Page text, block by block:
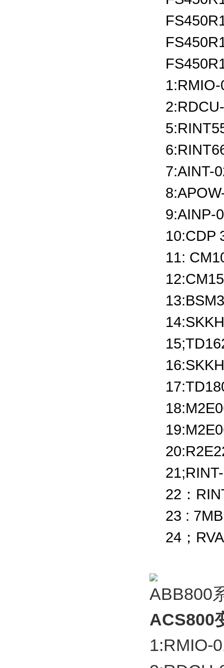
1:RMIO-
7:AINT-
9:AINP-
10:CDP
11:
21;RINT-
22：
23 :
24；
ABB800
ACS800
1:RMIO-